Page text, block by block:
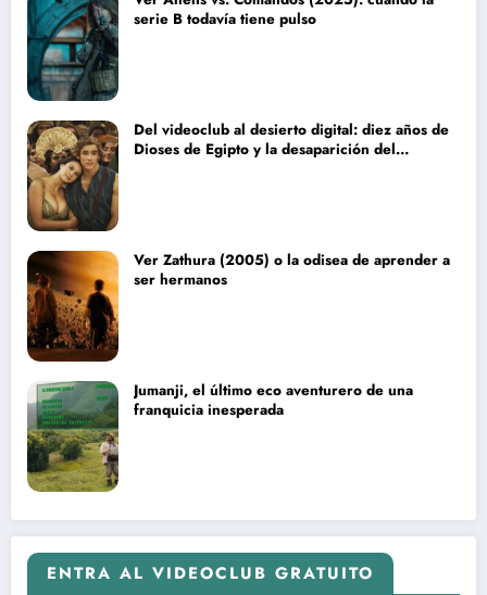
serie B todavía tiene pulso
Del videoclub al desierto digital: diez años de
Dioses de Egipto y la desaparición del
Ver Zathura (2005) o la odisea de aprender a
ser hermanos
Jumanji, el último eco aventurero de una
franquicia inesperada
ENTRA AL VIDEOCLUB GRATUITO